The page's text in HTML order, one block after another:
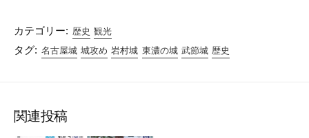
カテゴリー: 歴史 観光
タグ: 名古屋城 城攻め 岩村城 東濃の城 武節城 歴史
関連投稿